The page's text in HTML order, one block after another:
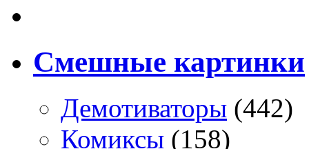
Смешные картинки
Демотиваторы (442)
Комиксы (158)